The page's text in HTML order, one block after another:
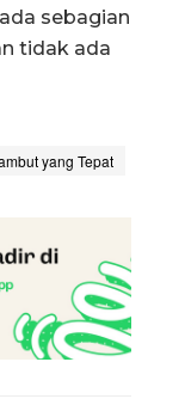
sebagian
tidak ada
yang Tepat